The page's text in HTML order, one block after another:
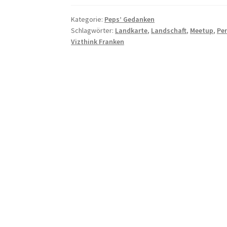
Kategorie: Peps’ Gedanken
Schlagwörter: Landkarte, Landschaft, Meetup,
Vizthink Franken